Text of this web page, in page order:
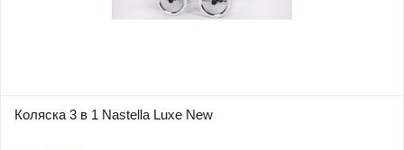
Коляска 3 в 1 Nastella Luxe New